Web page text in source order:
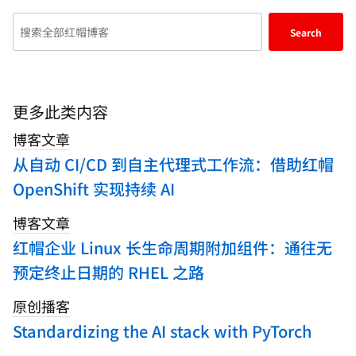
Enter
keywords
search
blogs
Search
更多此类内容
博客文章
从自动 CI/CD 到自主代理式工作流：借助红帽
OpenShift 实现持续 AI
博客文章
红帽企业 Linux 长生命周期附加组件：通往无
预定终止日期的 RHEL 之路
原创播客
Standardizing the AI stack with PyTorch